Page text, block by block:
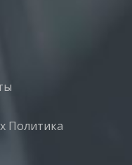
Политика